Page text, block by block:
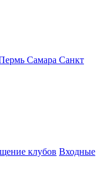
Самара Санкт
клубов Входные